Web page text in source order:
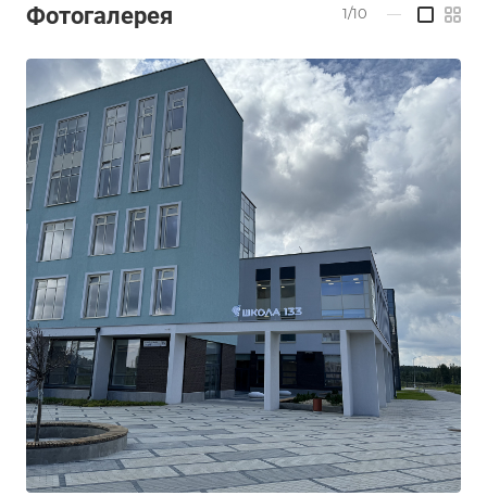
Фотогалерея 1/10 —